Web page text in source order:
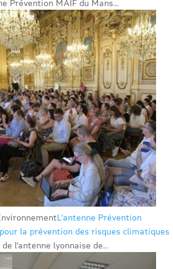
Prévention MAIF du Mans...
L’antenne Prévention
la prévention des risques climatiques
l’antenne lyonnaise de...